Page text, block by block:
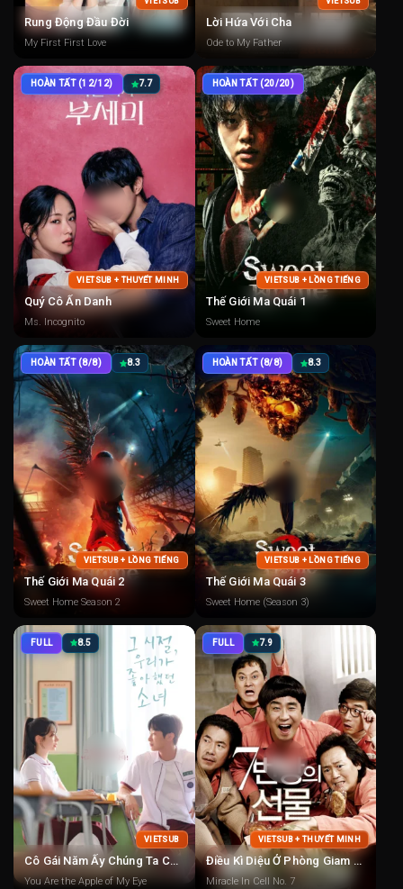
Rung Động Đầu Đời
My First First Love
Lời Hứa Với Cha
Ode to My Father
HOÀN TẤT (12/12) 7.7
VIETSUB + THUYẾT MINH
Quý Cô Ẩn Danh
Ms. Incognito
HOÀN TẤT (20/20)
VIETSUB + LỒNG TIẾNG
Thế Giới Ma Quái 1
Sweet Home
HOÀN TẤT (8/8) 8.3
VIETSUB + LỒNG TIẾNG
Thế Giới Ma Quái 2
Sweet Home Season 2
HOÀN TẤT (8/8) 8.3
VIETSUB + LỒNG TIẾNG
Thế Giới Ma Quái 3
Sweet Home (Season 3)
FULL 8.5
VIETSUB
Cô Gái Năm Ấy Chúng Ta Cùng Theo Đuổi
You Are the Apple of My Eye
FULL 7.9
VIETSUB + THUYẾT MINH
Điều Kì Diệu Ở Phòng Giam Số 7
Miracle In Cell No. 7